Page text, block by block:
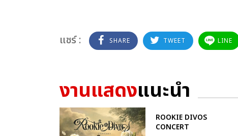
แชร์ : SHARE TWEET LINE
งานแสดงแนะนำ
ROOKIE DIVOS
CONCERT